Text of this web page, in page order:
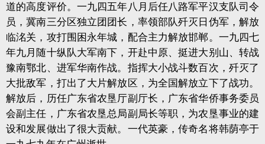
道的高度评价。一九四五年八月后任八路军平汉支队司令
员，冀南三分区独立团团长，率领部队歼灭日伪军，解放
临洺关，攻打围困永年城，配合主力解放邯郸。一九四七
年九月随十纵队大军南下，开赴中原、挺进大别山、转战
豫南鄂北、进军华南作战。指挥大小战斗数百次，歼灭了
大批敌军，打出了大片解放区，为全国解放立下了战功。
解放后，历任广东省农垦厅副厅长，广东省华侨事务委员
会副主任，广东省农垦总局副局长等职，为农垦事业的建
设和发展做出了很大贡献。一代英豪，传奇名将韩荫亭于